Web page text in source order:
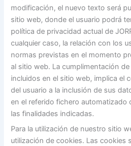
modificación, el nuevo texto será
sitio web, donde el usuario podrá
política de privacidad actual de
cualquier caso, la relación con los
normas previstas en el momento
al sitio web. La cumplimentación
incluidos en el sitio web, implica el
del usuario a la inclusión de sus
en el referido fichero automatizado
las finalidades indicadas.
Para la utilización de nuestro sitio
utilización de cookies. Las cookies